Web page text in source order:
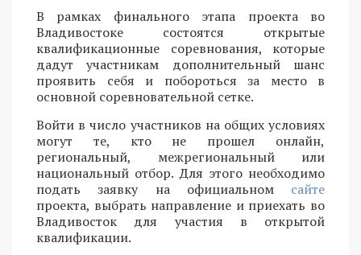
В рамках финального этапа проекта во
Владивостоке состоятся открытые
квалификационные соревнования, которые
дадут участникам дополнительный шанс
проявить себя и побороться за место в
основной соревновательной сетке.
Войти в число участников на общих условиях
могут те, кто не прошел онлайн,
региональный, межрегиональный или
национальный отбор. Для этого необходимо
подать заявку на официальном сайте
проекта, выбрать направление и приехать во
Владивосток для участия в открытой
квалификации.